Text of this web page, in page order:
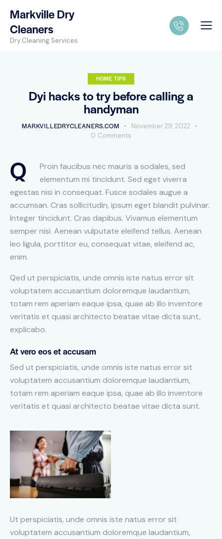
Markville Dry
Cleaners
Dry Cleaning Services
HOME TIPS
Dyi hacks to try before calling a
handyman
MARKVILLEDRYCLEANERS.COM
November 29, 2022
0 Comments
Q
Proin faucibus nec mauris a sodales, sed
elementum mi tincidunt. Sed eget viverra
egestas nisi in consequat. Fusce sodales augue a
accumsan. Cras sollicitudin, ipsum eget blandit pulvinar.
Integer tincidunt. Cras dapibus. Vivamus elementum
semper nisi. Aenean vulputate eleifend tellus. Aenean
leo ligula, porttitor eu, consequat vitae, eleifend ac,
enim.
Qed ut perspiciatis, unde omnis iste natus error sit
voluptatem accusantium doloremque laudantium,
totam rem aperiam eaque ipsa, quae ab illo inventore
veritatis et quasi architecto beatae vitae dicta sunt,
explicabo.
At vero eos et accusam
Sed ut perspiciatis, unde omnis iste natus error sit
voluptatem accusantium doloremque laudantium,
totam rem aperiam eaque ipsa, quae ab illo inventore
veritatis et quasi architecto beatae vitae dicta sunt.
Ut perspiciatis, unde omnis iste natus error sit
voluptatem accusantium doloremque laudantium,